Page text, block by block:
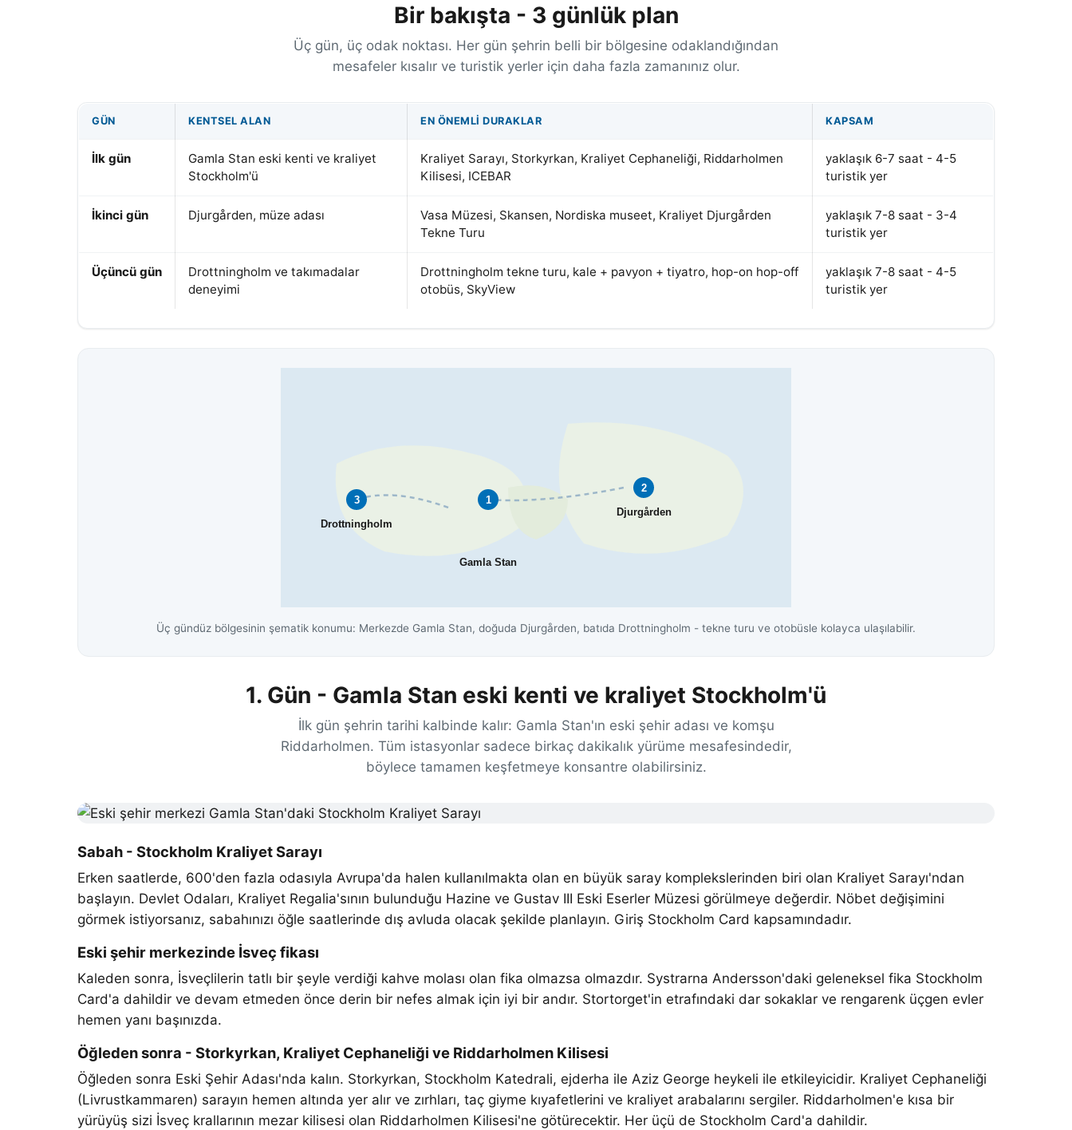
Bir bakışta - 3 günlük plan
Üç gün, üç odak noktası. Her gün şehrin belli bir bölgesine odaklandığından
mesafeler kısalır ve turistik yerler için daha fazla zamanınız olur.
GÜN KENTSEL ALAN EN ÖNEMLI DURAKLAR KAPSAM
İlk gün
Gamla Stan eski kenti ve kraliyet
Stockholm'ü
Kraliyet Sarayı, Storkyrkan, Kraliyet Cephaneliği, Riddarholmen
Kilisesi, ICEBAR
yaklaşık 6-7 saat - 4-5
turistik yer
İkinci gün Djurgården, müze adası
Vasa Müzesi, Skansen, Nordiska museet, Kraliyet Djurgården
Tekne Turu
yaklaşık 7-8 saat - 3-4
turistik yer
Üçüncü gün
Drottningholm ve takımadalar
deneyimi
Drottningholm tekne turu, kale + pavyon + tiyatro, hop-on hop-off
otobüs, SkyView
yaklaşık 7-8 saat - 4-5
turistik yer
3
Drottningholm
1
Gamla Stan
2
Djurgården
Üç gündüz bölgesinin şematik konumu: Merkezde Gamla Stan, doğuda Djurgården, batıda Drottningholm - tekne turu ve otobüsle kolayca ulaşılabilir.
1. Gün - Gamla Stan eski kenti ve kraliyet Stockholm'ü
İlk gün şehrin tarihi kalbinde kalır: Gamla Stan'ın eski şehir adası ve komşu
Riddarholmen. Tüm istasyonlar sadece birkaç dakikalık yürüme mesafesindedir,
böylece tamamen keşfetmeye konsantre olabilirsiniz.
Sabah - Stockholm Kraliyet Sarayı
Erken saatlerde, 600'den fazla odasıyla Avrupa'da halen kullanılmakta olan en büyük saray komplekslerinden biri olan Kraliyet Sarayı'ndan
başlayın. Devlet Odaları, Kraliyet Regalia'sının bulunduğu Hazine ve Gustav III Eski Eserler Müzesi görülmeye değerdir. Nöbet değişimini
görmek istiyorsanız, sabahınızı öğle saatlerinde dış avluda olacak şekilde planlayın. Giriş Stockholm Card kapsamındadır.
Eski şehir merkezinde İsveç fikası
Kaleden sonra, İsveçlilerin tatlı bir şeyle verdiği kahve molası olan fika olmazsa olmazdır. Systrarna Andersson'daki geleneksel fika Stockholm
Card'a dahildir ve devam etmeden önce derin bir nefes almak için iyi bir andır. Stortorget'in etrafındaki dar sokaklar ve rengarenk üçgen evler
hemen yanı başınızda.
Öğleden sonra - Storkyrkan, Kraliyet Cephaneliği ve Riddarholmen Kilisesi
Öğleden sonra Eski Şehir Adası'nda kalın. Storkyrkan, Stockholm Katedrali, ejderha ile Aziz George heykeli ile etkileyicidir. Kraliyet Cephaneliği
(Livrustkammaren) sarayın hemen altında yer alır ve zırhları, taç giyme kıyafetlerini ve kraliyet arabalarını sergiler. Riddarholmen'e kısa bir
yürüyüş sizi İsveç krallarının mezar kilisesi olan Riddarholmen Kilisesi'ne götürecektir. Her üçü de Stockholm Card'a dahildir.